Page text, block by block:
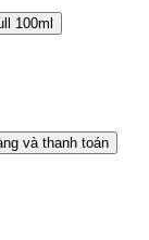
100ml
và thanh toán